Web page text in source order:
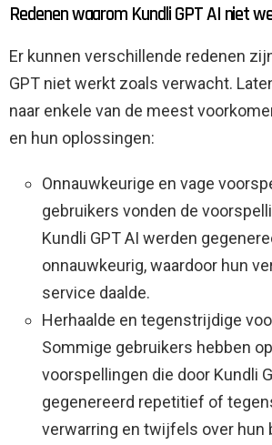
Redenen waarom Kundli GPT AI niet
Er kunnen verschillende redenen
GPT niet werkt zoals verwacht.
naar enkele van de meest
en hun oplossingen:
Onnauwkeurige en vage
gebruikers vonden de
Kundli GPT AI werden
onnauwkeurig, waardoor hun
service daalde.
Herhaalde en tegenstrijdige
Sommige gebruikers hebben
voorspellingen die door Kundli
gegenereerd repetitief of
verwarring en twijfels over hun